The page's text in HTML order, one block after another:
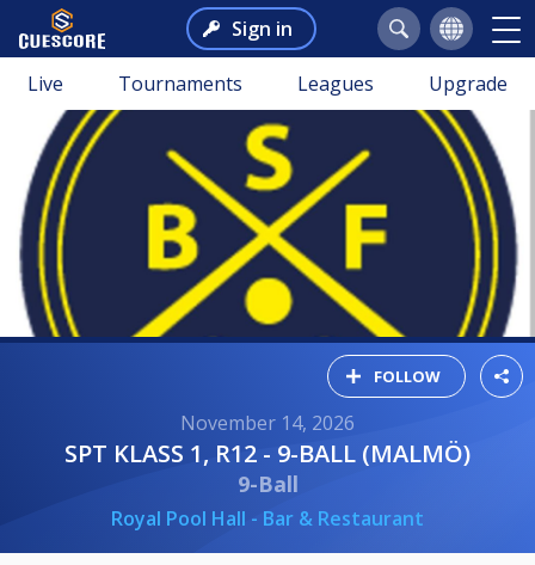
Sign in
Live Tournaments Leagues Upgrade
FOLLOW
November 14, 2026
SPT KLASS 1, R12 - 9-BALL (MALMÖ)
9-Ball
Royal Pool Hall - Bar & Restaurant